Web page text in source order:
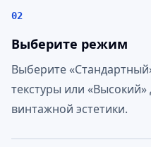
02
Выберите режим
Выберите
текстуры или
винтажной эстетики.